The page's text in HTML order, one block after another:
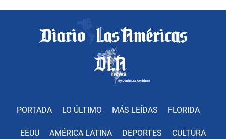
PORTADA LO ÚLTIMO MÁS LEÍDAS FLORIDA
EEUU AMÉRICA LATINA DEPORTES CULTURA